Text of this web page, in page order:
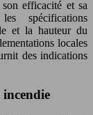
efficacité et sa
spécifications
et la hauteur du
locales
des indications
incendie